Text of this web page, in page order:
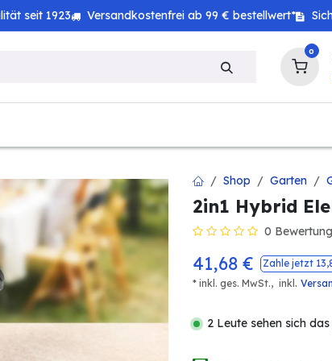
seit 1923 Versandkostenfrei ab 99 € bestellwert*
0
Shop Garten
2in1 Hybrid
0 Bewertung
41,68 € Zahle jetzt
* inkl. ges. MwSt., inkl .
2 Leute sehen sich